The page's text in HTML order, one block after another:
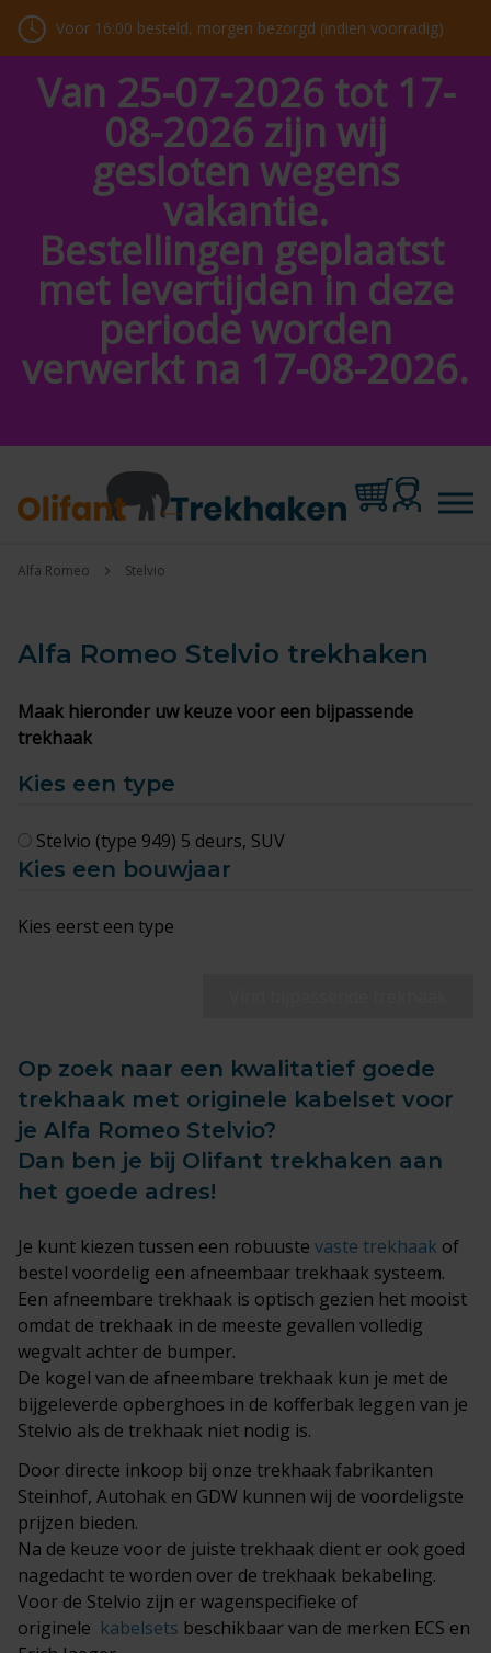
Voor 16:00 besteld, morgen bezorgd (indien voorradig)
Van 25-07-2026 tot 17-
08-2026 zijn wij
gesloten wegens
vakantie.
Bestellingen geplaatst
met levertijden in deze
periode worden
verwerkt na 17-08-2026.
Alfa Romeo Stelvio
Alfa Romeo Stelvio trekhaken
Maak hieronder uw keuze voor een bijpassende
trekhaak
Kies een type
Stelvio (type 949) 5 deurs, SUV
Kies een bouwjaar
Kies eerst een type
Op zoek naar een kwalitatief goede
trekhaak met originele kabelset voor
je Alfa Romeo Stelvio?
Dan ben je bij Olifant trekhaken aan
het goede adres!
Je kunt kiezen tussen een robuuste vaste trekhaak of
bestel voordelig een afneembaar trekhaak systeem.
Een afneembare trekhaak is optisch gezien het mooist
omdat de trekhaak in de meeste gevallen volledig
wegvalt achter de bumper.
De kogel van de afneembare trekhaak kun je met de
bijgeleverde opberghoes in de kofferbak leggen van je
Stelvio als de trekhaak niet nodig is.
Door directe inkoop bij onze trekhaak fabrikanten
Steinhof, Autohak en GDW kunnen wij de voordeligste
prijzen bieden.
Na de keuze voor de juiste trekhaak dient er ook goed
nagedacht te worden over de trekhaak bekabeling.
Voor de Stelvio zijn er wagenspecifieke of
originele kabelsets beschikbaar van de merken ECS en